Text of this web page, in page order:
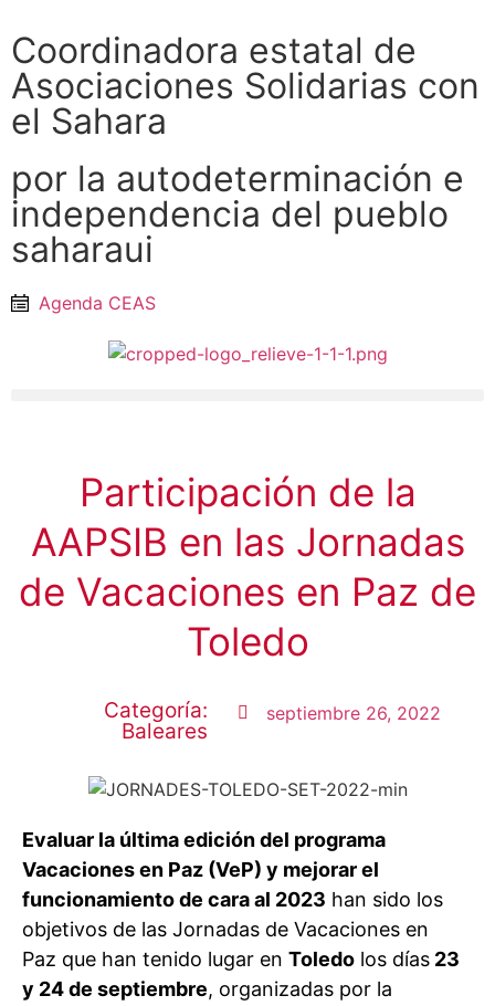
Coordinadora estatal de
Asociaciones Solidarias con
el Sahara
por la autodeterminación e
independencia del pueblo
saharaui
Agenda CEAS
Participación de la
AAPSIB en las Jornadas
de Vacaciones en Paz de
Toledo
Categoría:
Baleares
septiembre 26, 2022
Evaluar la última edición del programa
Vacaciones en Paz (VeP) y mejorar el
funcionamiento de cara al 2023 han sido los
objetivos de las Jornadas de Vacaciones en
Paz que han tenido lugar en Toledo los días 23
y 24 de septiembre, organizadas por la